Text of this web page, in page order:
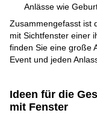
Anlässe wie
Zusammengefasst ist
mit Sichtfenster einer
finden Sie eine große
Event und jeden
Ideen für die
mit Fenster